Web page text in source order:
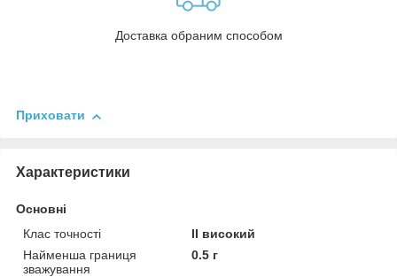
Доставка обраним способом
Приховати
Характеристики
Основні
Клас точності
II високий
Найменша границя
зважування
0.5 г